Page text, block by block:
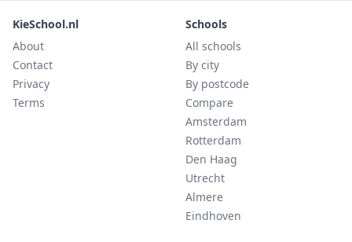
KieSchool.nl
About
Contact
Privacy
Terms
Schools
All schools
By city
By postcode
Compare
Amsterdam
Rotterdam
Den Haag
Utrecht
Almere
Eindhoven